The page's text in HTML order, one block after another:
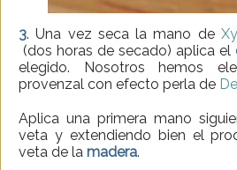
3. Una vez seca la mano de
(dos horas de secado) aplica el
elegido. Nosotros hemos
provenzal con efecto perla de
Aplica una primera mano
veta y extendiendo bien el
veta de la madera.